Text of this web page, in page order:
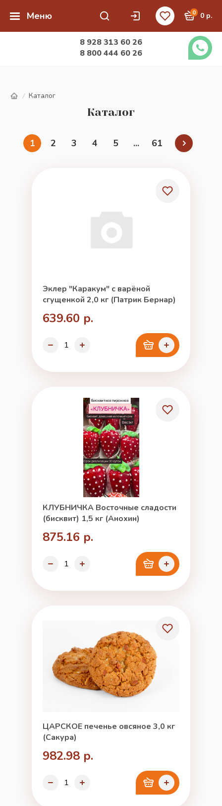
Меню 0 0 р.
8 928 313 60 26
8 800 444 60 26
/ Каталог
Каталог
1 2 3 4 5 ... 61
Эклер "Каракум" с варёной
сгущенкой 2,0 кг (Патрик Бернар)
639.60 р.
КЛУБНИЧКА Восточные сладости
(бисквит) 1,5 кг (Анохин)
875.16 р.
ЦАРСКОЕ печенье овсяное 3,0 кг
(Сакура)
982.98 р.